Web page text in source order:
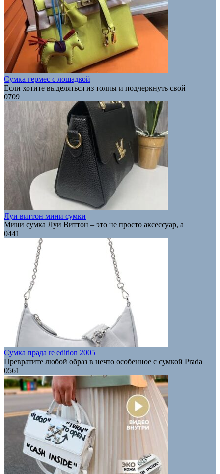
Сумка гермес с лошадкой
Если хотите выделяться из толпы и подчеркнуть свой
0709
Луи виттон мини сумки
Мини сумка Луи Виттон – это не просто аксессуар, а
0441
Сумка прада re edition 2005
Превратите любой образ в нечто особенное с сумкой Prada
0561